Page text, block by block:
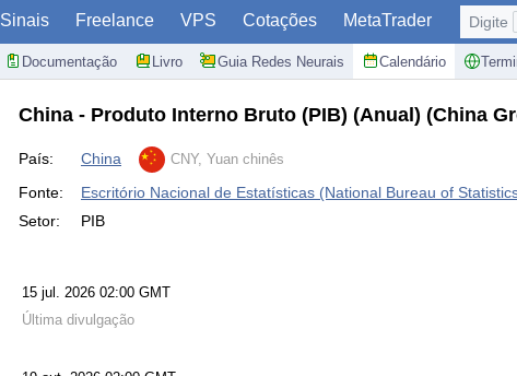
Sinais Freelance VPS Cotações MetaTrader
Documentação Livro Guia Redes Neurais Calendário
Digite
China - Produto Interno Bruto (PIB) (Anual) (China
País: China CNY, Yuan chinês
Fonte:
Escritório Nacional de Estatísticas (National Bureau of
Setor:
PIB
15 jul. 2026 02:00 GMT
Última divulgação